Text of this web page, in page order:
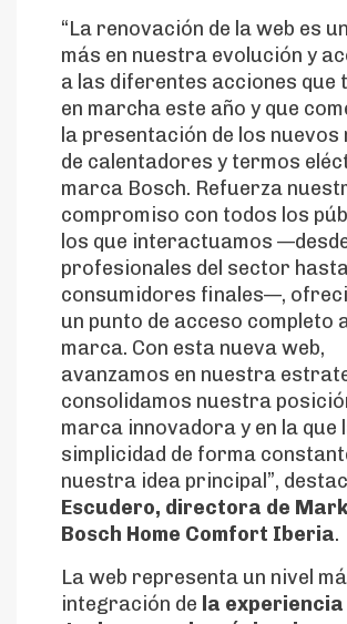
“La renovación de la web es
más en nuestra evolución y
a las diferentes acciones que
en marcha este año y que
la presentación de los nuevos
de calentadores y termos
marca Bosch. Refuerza
compromiso con todos los
los que interactuamos
profesionales del sector
consumidores finales—,
un punto de acceso completo
marca. Con esta nueva web,
avanzamos en nuestra
consolidamos nuestra
marca innovadora y en la que
simplicidad de forma
nuestra idea principal”,
Escudero, directora de
Bosch Home Comfort Iberia.
La web representa un nivel
integración de la experiencia